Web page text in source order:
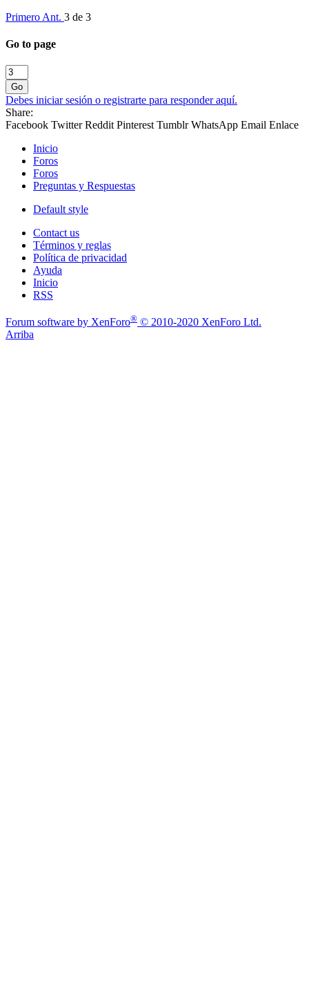
Primero Ant. 3 de 3
Go to page
Go
Debes iniciar sesión o registrarte para responder aquí.
Share:
Facebook Twitter Reddit Pinterest Tumblr WhatsApp Email Enlace
Inicio
Foros
Foros
Preguntas y Respuestas
Default style
Contact us
Términos y reglas
Política de privacidad
Ayuda
Inicio
RSS
Forum software by XenForo® © 2010-2020 XenForo Ltd.
Arriba